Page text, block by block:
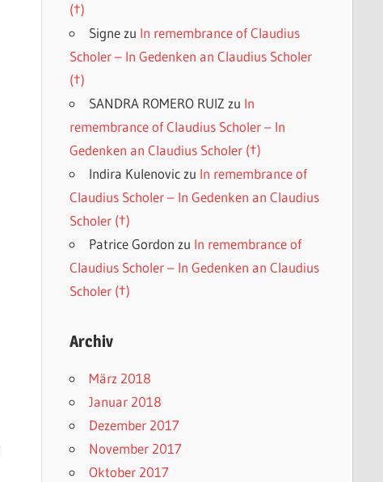
(†)
Signezu In remembrance of Claudius
Scholer – In Gedenken an Claudius Scholer
(†)
SANDRA ROMERO RUIZ zu In
remembrance of Claudius Scholer – In
Gedenken an Claudius Scholer (†)
Indira Kulenoviczu In remembrance of
Claudius Scholer – In Gedenken an Claudius
Scholer (†)
Patrice Gordon zu In remembrance of
Claudius Scholer – In Gedenken an Claudius
Scholer (†)
Archiv
März 2018
Januar 2018
Dezember 2017
November 2017
Oktober 2017